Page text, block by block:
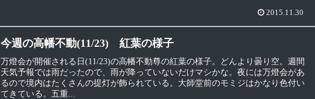
2015.11.30
今週の高幡不動(11/23) 紅葉の様子
万燈会が開催される日(11/23)の高幡不動尊の紅葉の様子。どんより曇り空。週間
天気予報では雨だったので、雨が降っていないだけマシかな。夜には万燈会があ
るので境内はたくさんの提灯が飾られている。大師堂前のモミジはかなり色付い
てきている。五重...